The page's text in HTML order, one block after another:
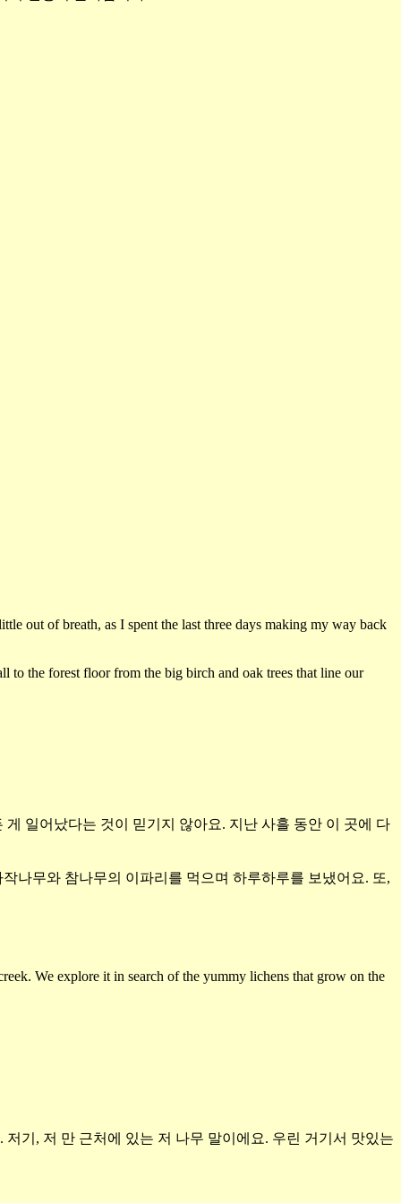
out of breath, as I spent the last three days making my way back
to the forest floor from the big birch and oak trees that line our
게 일어났다는 것이 믿기지 않아요. 지난 사흘 동안 이 곳에 다
나무와 참나무의 이파리를 먹으며 하루하루를 보냈어요. 또,
We explore it in search of the yummy lichens that grow on the
. 저기 , 저 만 근처에 있는 저 나무 말이에요. 우린 거기서 맛있는